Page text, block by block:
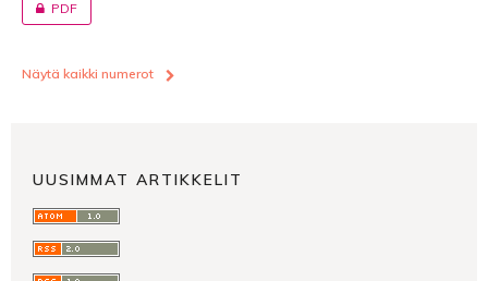
PDF
Näytä kaikki numerot
UUSIMMAT ARTIKKELIT